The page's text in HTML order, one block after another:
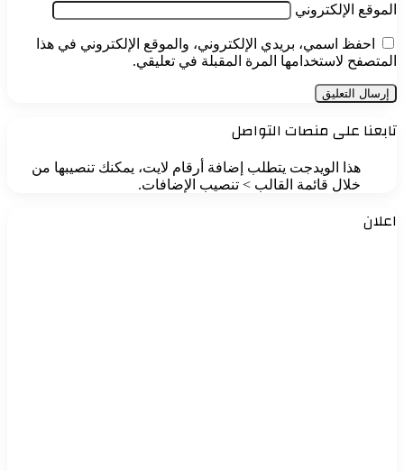
الموقع الإلكتروني
احفظ اسمي، بريدي الإلكتروني، والموقع الإلكتروني في هذا
المتصفح لاستخدامها المرة المقبلة في تعليقي.
تابعنا على منصات التواصل
هذا الويدجت يتطلب إضافة أرقام لايت، يمكنك تنصيبها من
خلال قائمة القالب > تنصيب الإضافات.
اعلان